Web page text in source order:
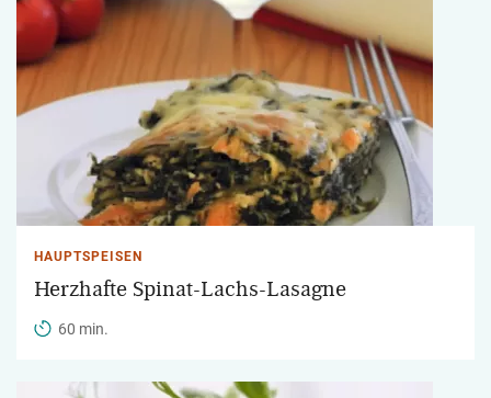
HAUPTSPEISEN
Herzhafte Spinat-Lachs-Lasagne
60 min.